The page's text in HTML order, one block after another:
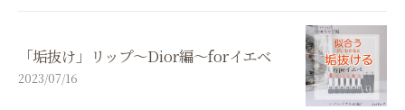
「垢抜け」リップ〜Dior編〜forイエベ
2023/07/16